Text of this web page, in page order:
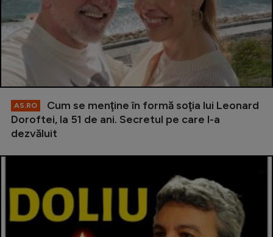
AS.RO
Cum se menţine în formă soţia lui Leonard
Doroftei, la 51 de ani. Secretul pe care l-a
dezvăluit